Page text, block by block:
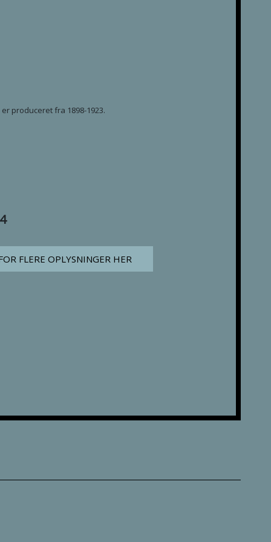
produceret fra 1898-1923.
FLERE OPLYSNINGER HER